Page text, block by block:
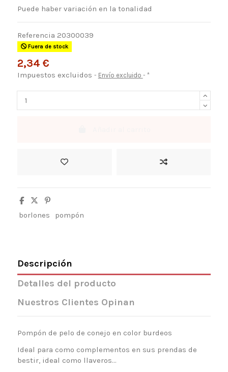
Puede haber variación en la tonalidad
Referencia 20300039
Fuera de stock
2,34 €
Impuestos excluidos Envío excluido *
borlones pompón
Descripción
Detalles del producto
Nuestros Clientes Opinan
Pompón de pelo de conejo en color burdeos
Ideal para como complementos en sus prendas de
bestir, ideal como llaveros...